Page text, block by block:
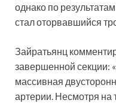
однако по
стал оторвавшийся
Зайратьянц
завершенной секции:
массивная
артерии. Несмотря на